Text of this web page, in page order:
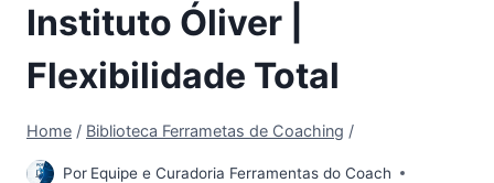
Instituto Óliver |
Flexibilidade Total
Home / Biblioteca Ferrametas de Coaching /
Por Equipe e Curadoria Ferramentas do Coach